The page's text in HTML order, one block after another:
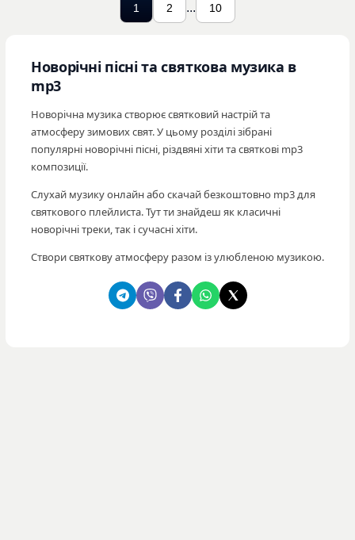
1 2 ... 10
Новорічні пісні та святкова музика в
mp3
Новорічна музика створює святковий настрій та
атмосферу зимових свят. У цьому розділі зібрані
популярні новорічні пісні, різдвяні хіти та святкові mp3
композиції.
Слухай музику онлайн або скачай безкоштовно mp3 для
святкового плейлиста. Тут ти знайдеш як класичні
новорічні треки, так і сучасні хіти.
Створи святкову атмосферу разом із улюбленою музикою.